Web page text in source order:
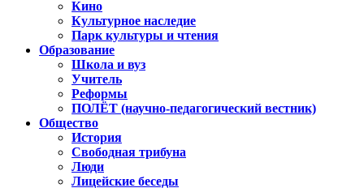
Кино
Культурное наследие
Парк культуры и чтения
Образование
Школа и вуз
Учитель
Реформы
ПОЛЁТ (научно-педагогический вестник)
Общество
История
Свободная трибуна
Люди
Лицейские беседы